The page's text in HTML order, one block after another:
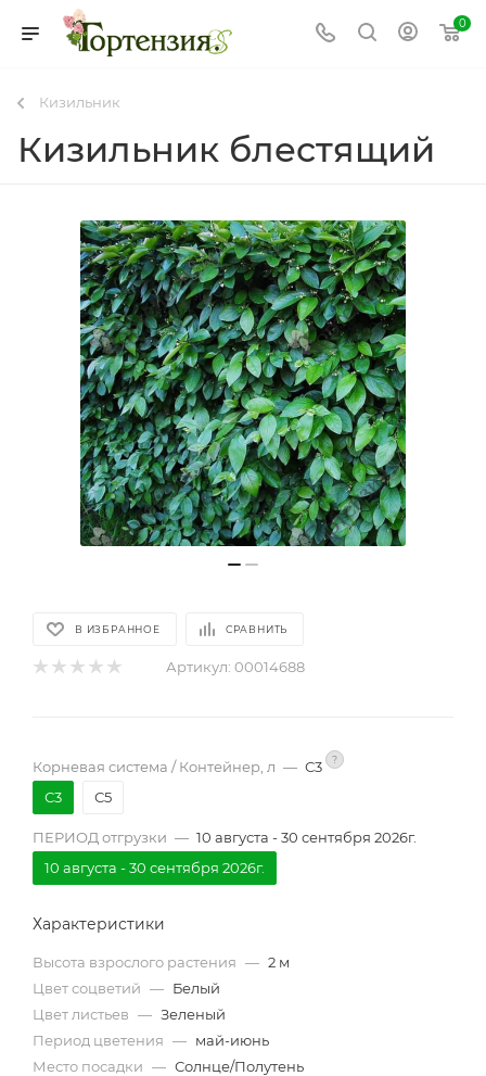
0
Кизильник
Кизильник блестящий
В ИЗБРАННОЕ СРАВНИТЬ
Артикул: 00014688
Корневая система / Контейнер, л — С3 ?
С3 С5
ПЕРИОД отгрузки — 10 августа - 30 сентября 2026г.
10 августа - 30 сентября 2026г.
Характеристики
Высота взрослого растения — 2 м
Цвет соцветий — Белый
Цвет листьев — Зеленый
Период цветения — май-июнь
Место посадки — Солнце/Полутень